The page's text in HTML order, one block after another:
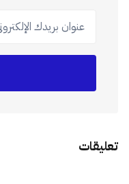
عنوان بريدك الإلكتروني
تعليقات